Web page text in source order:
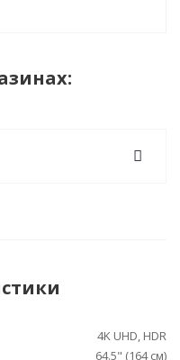
4K UHD, HDR
64.5" (164 см)